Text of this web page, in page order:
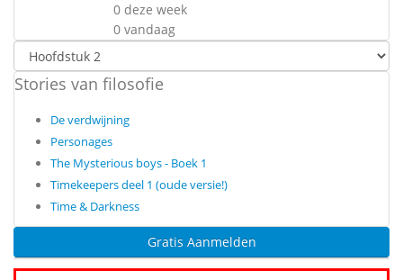
0 deze week
0 vandaag
Stories van filosofie
De verdwijning
Personages
The Mysterious boys - Boek 1
Timekeepers deel 1 (oude versie!)
Time & Darkness
Gratis Aanmelden